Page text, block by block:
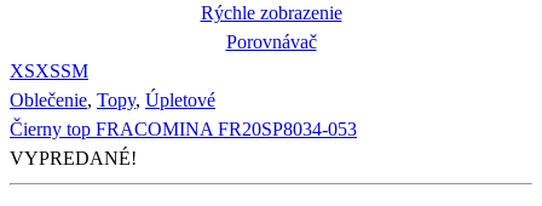
Rýchle zobrazenie
Porovnávač
XSXSSM
Oblečenie, Topy, Úpletové
Čierny top FRACOMINA FR20SP8034-053
VYPREDANÉ!